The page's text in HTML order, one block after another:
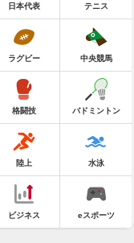
日本代表 テニス
ラグビー 中央競馬
格闘技 バドミントン
陸上 水泳
ビジネス eスポーツ